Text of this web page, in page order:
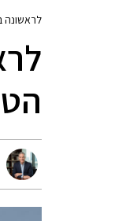
לראשונה